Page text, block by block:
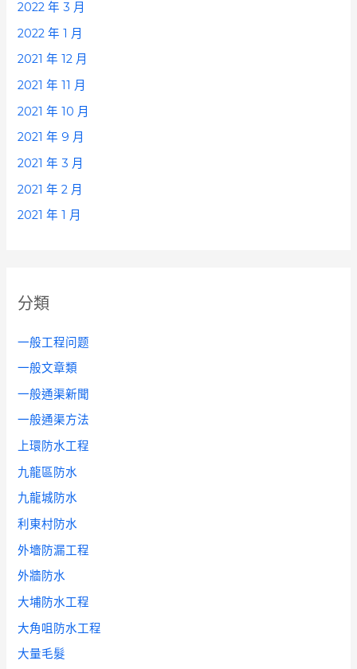
2022 年 3 月
2022 年 1 月
2021 年 12 月
2021 年 11 月
2021 年 10 月
2021 年 9 月
2021 年 3 月
2021 年 2 月
2021 年 1 月
分類
一般工程问题
一般文章類
一般通渠新聞
一般通渠方法
上環防水工程
九龍區防水
九龍城防水
利東村防水
外墻防漏工程
外牆防水
大埔防水工程
大角咀防水工程
大量毛髮